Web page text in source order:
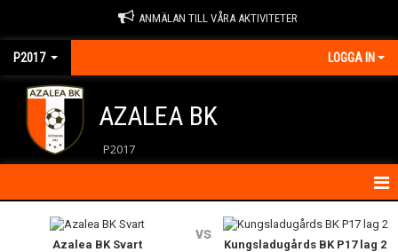
ANMÄLAN TILL VÅRA AKTIVITETER
P2017 LOGGA IN
AZALEA BK
P2017
Azalea BK Svart
vs
Kungsladugårds BK P17 lag 2